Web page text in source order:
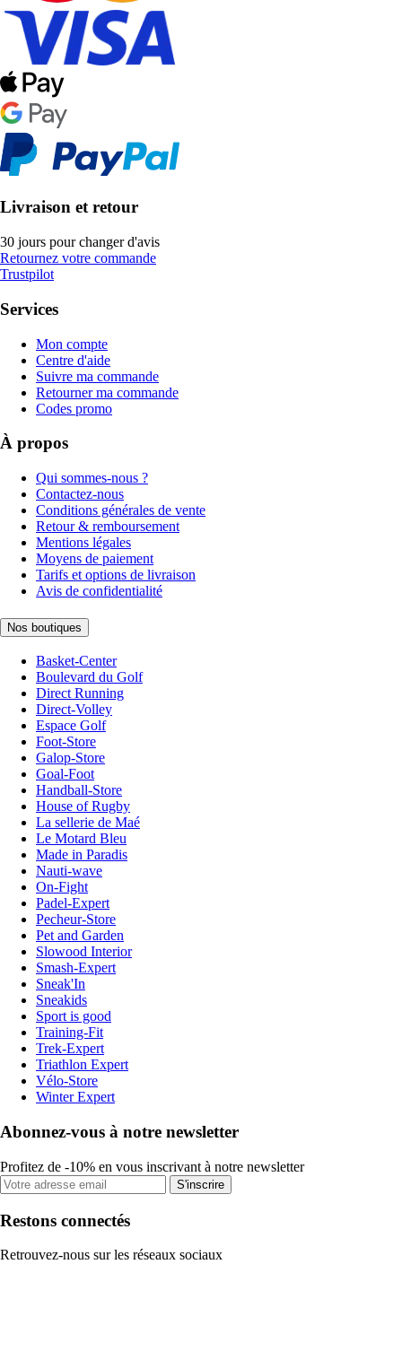
Livraison et retour
30 jours pour changer d'avis
Retournez votre commande
Trustpilot
Services
Mon compte
Centre d'aide
Suivre ma commande
Retourner ma commande
Codes promo
À propos
Qui sommes-nous ?
Contactez-nous
Conditions générales de vente
Retour & remboursement
Mentions légales
Moyens de paiement
Tarifs et options de livraison
Avis de confidentialité
Nos boutiques
Basket-Center
Boulevard du Golf
Direct Running
Direct-Volley
Espace Golf
Foot-Store
Galop-Store
Goal-Foot
Handball-Store
House of Rugby
La sellerie de Maé
Le Motard Bleu
Made in Paradis
Nauti-wave
On-Fight
Padel-Expert
Pecheur-Store
Pet and Garden
Slowood Interior
Smash-Expert
Sneak'In
Sneakids
Sport is good
Training-Fit
Trek-Expert
Triathlon Expert
Vélo-Store
Winter Expert
Abonnez-vous à notre newsletter
Profitez de -10% en vous inscrivant à notre newsletter
S'inscrire
Restons connectés
Retrouvez-nous sur les réseaux sociaux